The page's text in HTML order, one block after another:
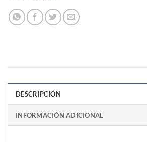
DESCRIPCIÓN
INFORMACIÓN ADICIONAL